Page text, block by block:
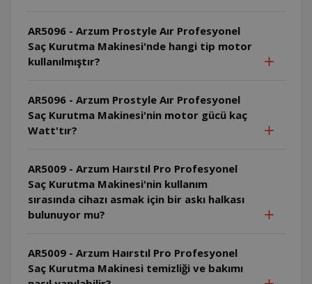
AR5096 - Arzum Prostyle Aır Profesyonel
Saç Kurutma Makinesi'nde hangi tip motor
kullanılmıştır?
AR5096 - Arzum Prostyle Aır Profesyonel
Saç Kurutma Makinesi'nin motor gücü kaç
Watt'tır?
AR5009 - Arzum Haırstıl Pro Profesyonel
Saç Kurutma Makinesi'nin kullanım
sırasında cihazı asmak için bir askı halkası
bulunuyor mu?
AR5009 - Arzum Haırstıl Pro Profesyonel
Saç Kurutma Makinesi temizliği ve bakımı